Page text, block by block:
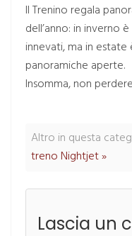
Il Trenino regala
dell’anno: in inverno
innevati, ma in
panoramiche aperte.
Insomma, non
Altro in questa
treno Nightjet »
Lascia un